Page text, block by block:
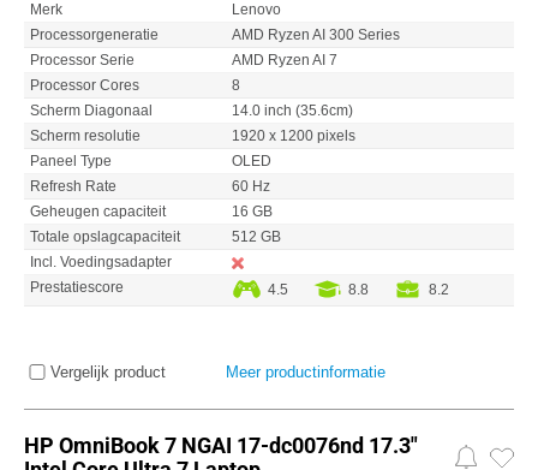
Merk
Lenovo
Processorgeneratie
AMD Ryzen AI 300 Series
Processor Serie
AMD Ryzen AI 7
Processor Cores
8
Scherm Diagonaal
14.0 inch (35.6cm)
Scherm resolutie
1920 x 1200 pixels
Paneel Type
OLED
Refresh Rate
60 Hz
Geheugen capaciteit
16 GB
Totale opslagcapaciteit
512 GB
Incl. Voedingsadapter
Prestatiescore
4.5 8.8 8.2
Vergelijk product Meer productinformatie
HP OmniBook 7 NGAI 17-dc0076nd 17.3"